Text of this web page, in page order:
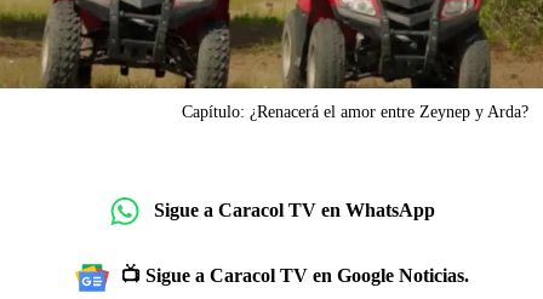
Capítulo: ¿Renacerá el amor entre Zeynep y Arda?
Sigue a Caracol TV en WhatsApp
📺 Sigue a Caracol TV en Google Noticias.